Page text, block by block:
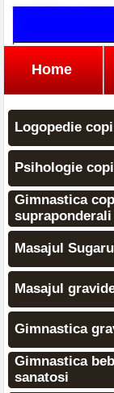
Home
Logopedie
Psihologie
Gimnastica
supraponderali
Masajul
Masajul
Gimnastica
Gimnastica
sanatosi